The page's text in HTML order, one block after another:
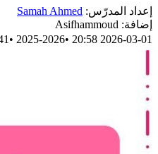
إعداد المدرّس: Samah Ahmed
إضافة: Asifhammoud
2026-03-01 20:58
•
2025-2026
•
41